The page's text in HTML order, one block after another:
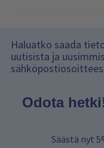
Haluatko saada
uutisista ja
Odota
Säästä nyt